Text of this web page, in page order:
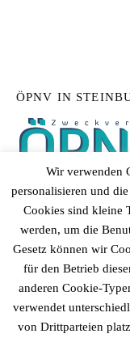
ÖPNV IN
©
Wir verwenden
personalisieren und
Cookies sind kleine
werden, um die
Gesetz können wir
für den Betrieb
anderen Cookie-
verwendet
von Drittparteien